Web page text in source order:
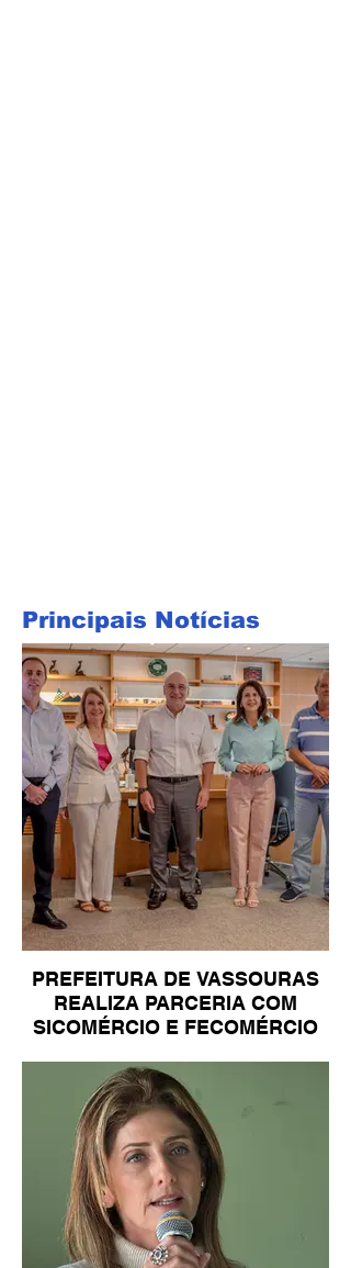
Principais Notícias
PREFEITURA DE VASSOURAS
REALIZA PARCERIA COM
SICOMÉRCIO E FECOMÉRCIO